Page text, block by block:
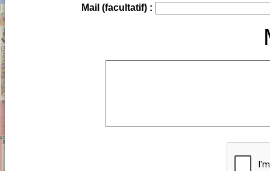
Mail (facultatif) :